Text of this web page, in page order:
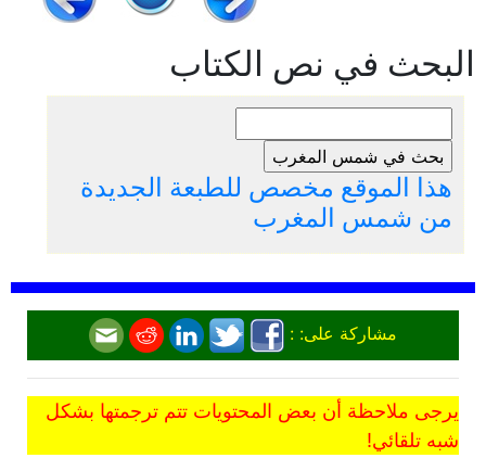
البحث في نص الكتاب
هذا الموقع مخصص للطبعة الجديدة
من شمس المغرب
مشاركة على: :
يرجى ملاحظة أن بعض المحتويات تتم ترجمتها بشكل
شبه تلقائي!